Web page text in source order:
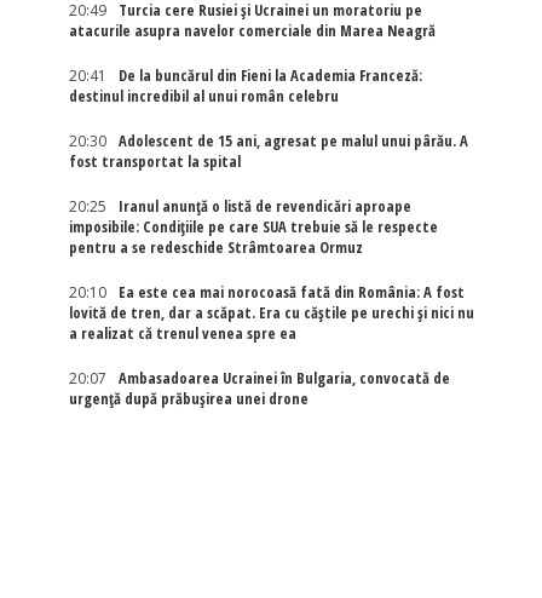
20:49
Turcia cere Rusiei și Ucrainei un moratoriu pe
atacurile asupra navelor comerciale din Marea Neagră
20:41
De la buncărul din Fieni la Academia Franceză:
destinul incredibil al unui român celebru
20:30
Adolescent de 15 ani, agresat pe malul unui pârău. A
fost transportat la spital
20:25
Iranul anunță o listă de revendicări aproape
imposibile: Condițiile pe care SUA trebuie să le respecte
pentru a se redeschide Strâmtoarea Ormuz
20:10
Ea este cea mai norocoasă fată din România: A fost
lovită de tren, dar a scăpat. Era cu căștile pe urechi și nici nu
a realizat că trenul venea spre ea
20:07
Ambasadoarea Ucrainei în Bulgaria, convocată de
urgență după prăbușirea unei drone